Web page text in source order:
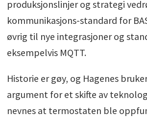
produksjonslinjer og strategi
kommunikasjons-standard for
øvrig til nye integrasjoner og
eksempelvis MQTT.
Historie er gøy, og Hagenes
argument for et skifte av
nevnes at termostaten ble